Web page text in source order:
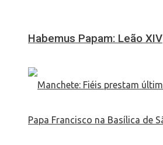
Habemus Papam: Leão XIV